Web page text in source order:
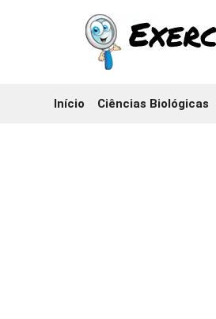
Início Ciências Biológicas